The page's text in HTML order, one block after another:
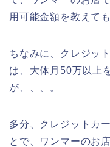
用可能金額を教えて
ちなみに、クレジッ
は、大体月50万以上
が、、、。
多分、クレジットカ
とで、ワンマーのお